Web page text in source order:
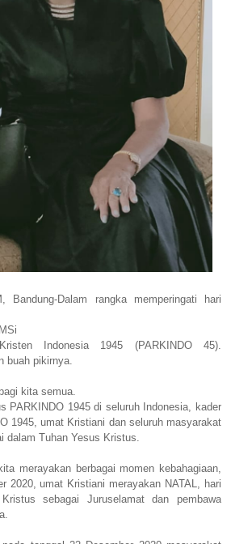
Bandung-Dalam rangka memperingati hari
Indonesia 1945 (PARKINDO 45).
buah pikirnya.
kita semua.
PARKINDO 1945 di seluruh Indonesia, kader
1945, umat Kristiani dan seluruh masyarakat
dalam Tuhan Yesus Kristus.
merayakan berbagai momen kebahagiaan,
2020, umat Kristiani merayakan NATAL, hari
sebagai Juruselamat dan pembawa